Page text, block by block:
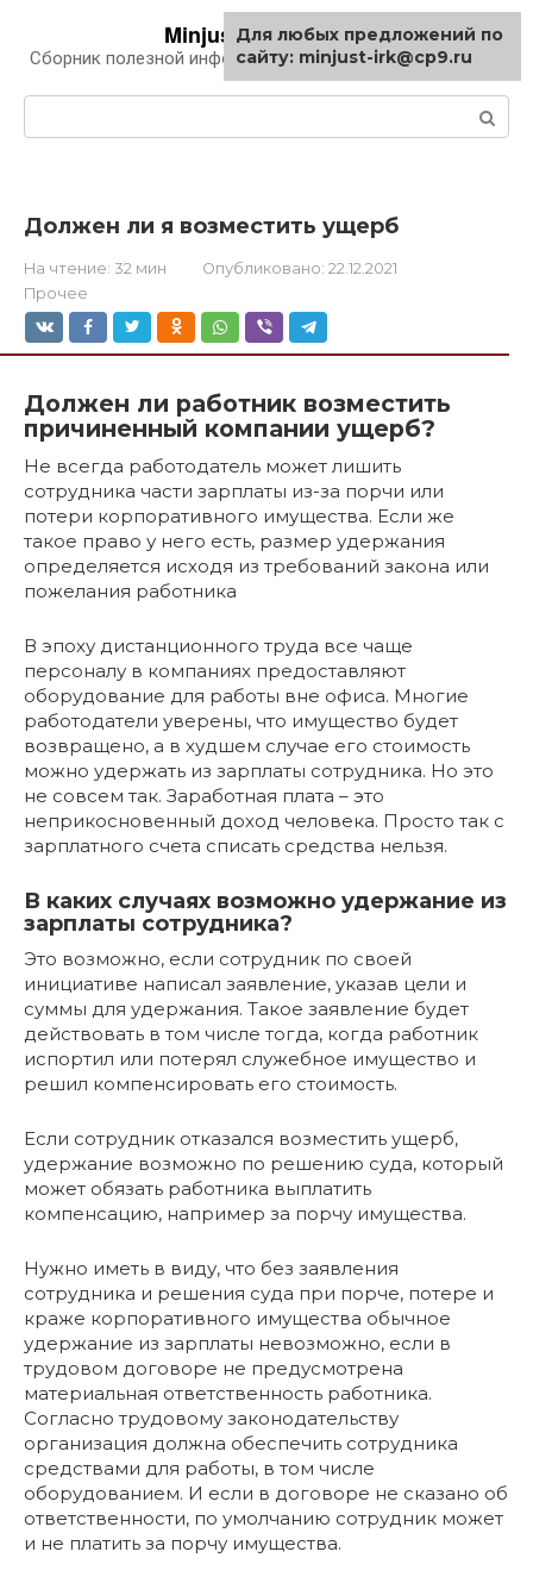
контенту
Minjust-irk.ru
Сборник полезной информации про автомобили
Должен ли я возместить ущерб
На чтение: 32 мин Опубликовано: 22.12.2021
Прочее
Должен ли работник возместить
причиненный компании ущерб?
Не всегда работодатель может лишить
сотрудника части зарплаты из-за порчи или
потери корпоративного имущества. Если же
такое право у него есть, размер удержания
определяется исходя из требований закона или
пожелания работника
В эпоху дистанционного труда все чаще
персоналу в компаниях предоставляют
оборудование для работы вне офиса. Многие
работодатели уверены, что имущество будет
возвращено, а в худшем случае его стоимость
можно удержать из зарплаты сотрудника. Но это
не совсем так. Заработная плата – это
неприкосновенный доход человека. Просто так с
зарплатного счета списать средства нельзя.
В каких случаях возможно удержание из
зарплаты сотрудника?
Это возможно, если сотрудник по своей
инициативе написал заявление, указав цели и
суммы для удержания. Такое заявление будет
действовать в том числе тогда, когда работник
испортил или потерял служебное имущество и
решил компенсировать его стоимость.
Если сотрудник отказался возместить ущерб,
удержание возможно по решению суда, который
может обязать работника выплатить
компенсацию, например за порчу имущества.
Нужно иметь в виду, что без заявления
сотрудника и решения суда при порче, потере и
краже корпоративного имущества обычное
удержание из зарплаты невозможно, если в
трудовом договоре не предусмотрена
материальная ответственность работника.
Согласно трудовому законодательству
организация должна обеспечить сотрудника
средствами для работы, в том числе
оборудованием. И если в договоре не сказано об
ответственности, по умолчанию сотрудник может
и не платить за порчу имущества.
Для любых предложений по
сайту: minjust-irk@cp9.ru